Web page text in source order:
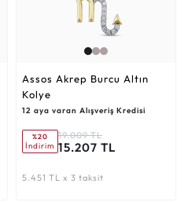
Assos Akrep Burcu Altın
Kolye
12 aya varan Alışveriş Kredisi
%20
İndirim
19.009 TL
15.207 TL
5.451 TL x 3 taksit